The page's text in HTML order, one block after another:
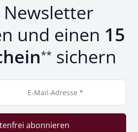
und einen 15
** sichern
E-Mail-Adresse *
abonnieren